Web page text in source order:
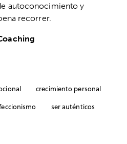
autoconocimiento y
recorrer.
crecimiento personal
ser auténticos